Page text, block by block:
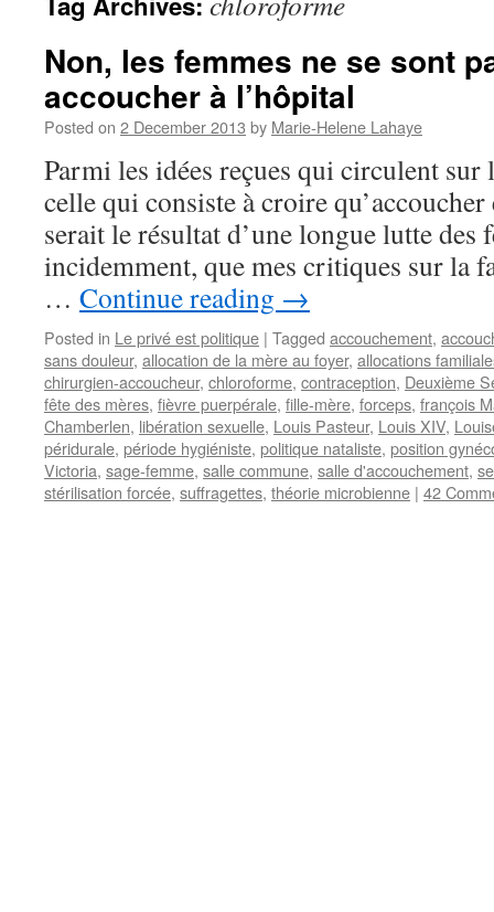
Non, les femmes ne se sont
accoucher à l’hôpital
Posted on 2 December 2013 by Marie-Helene Lahaye
Parmi les idées reçues qui circulent sur
celle qui consiste à croire
serait le résultat d’une longue lutte des
incidemment, que mes critiques sur la
… Continue reading →
Posted in Le privé est politique | Tagged accouchement,
sans douleur, allocation de la mère au foyer, allocations
chirurgien-accoucheur, chloroforme, contraception, Deuxième
fête des mères, fièvre puerpérale, fille-mère, forceps, françois
Chamberlen, libération sexuelle, Louis Pasteur, Louis XIV,
péridurale, période hygiéniste, politique nataliste, position
Victoria, sage-femme, salle commune, salle d'accouchement,
stérilisation forcée, suffragettes, théorie microbienne | 42